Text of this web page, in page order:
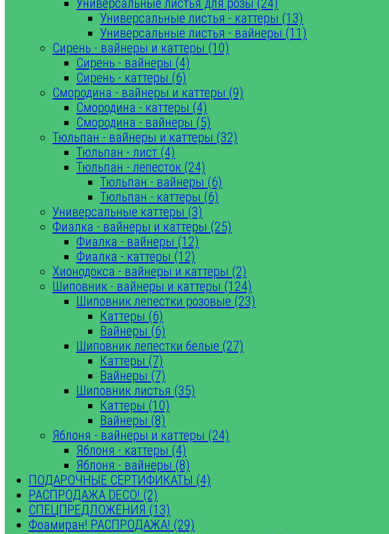
Универсальные листья для розы (24)
Универсальные листья - каттеры (13)
Универсальные листья - вайнеры (11)
Сирень - вайнеры и каттеры (10)
Сирень - вайнеры (4)
Сирень - каттеры (6)
Смородина - вайнеры и каттеры (9)
Смородина - каттеры (4)
Смородина - вайнеры (5)
Тюльпан - вайнеры и каттеры (32)
Тюльпан - лист (4)
Тюльпан - лепесток (24)
Тюльпан - вайнеры (6)
Тюльпан - каттеры (6)
Универсальные каттеры (3)
Фиалка - вайнеры и каттеры (25)
Фиалка - вайнеры (12)
Фиалка - каттеры (12)
Хионодокса - вайнеры и каттеры (2)
Шиповник - вайнеры и каттеры (124)
Шиповник лепестки розовые (23)
Каттеры (6)
Вайнеры (6)
Шиповник лепестки белые (27)
Каттеры (7)
Вайнеры (7)
Шиповник листья (35)
Каттеры (10)
Вайнеры (8)
Яблоня - вайнеры и каттеры (24)
Яблоня - каттеры (4)
Яблоня - вайнеры (8)
ПОДАРОЧНЫЕ СЕРТИФИКАТЫ (4)
РАСПРОДАЖА DECO! (2)
СПЕЦПРЕДЛОЖЕНИЯ (13)
Фоамиран! РАСПРОДАЖА! (29)